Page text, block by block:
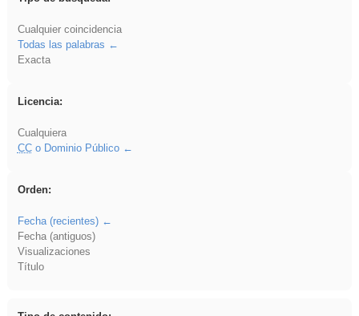
Cualquier coincidencia
Todas las palabras
Exacta
Licencia:
Cualquiera
CCo Dominio Público
Orden:
Fecha (recientes)
Fecha (antiguos)
Visualizaciones
Título